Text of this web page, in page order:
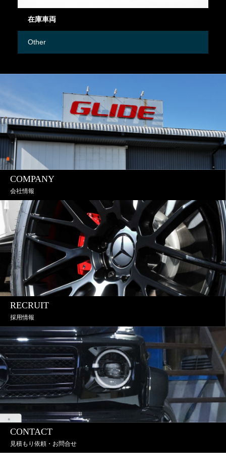
在庫車両
Other
COMPANY
会社情報
RECRUIT
採用情報
CONTACT
見積もり依頼・お問合せ